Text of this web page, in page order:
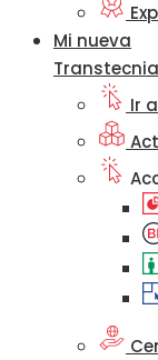
Mi nueva
Transtecnia
Ir